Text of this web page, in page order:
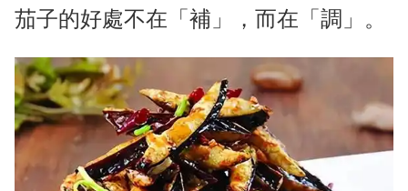
茄子的好處不在「補」，而在「調」。